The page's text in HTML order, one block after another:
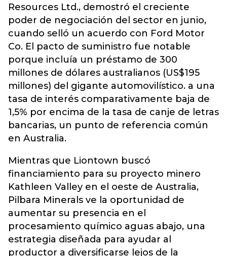
Resources Ltd., demostró el creciente
poder de negociación del sector en junio,
cuando selló un acuerdo con Ford Motor
Co. El pacto de suministro fue notable
porque incluía un préstamo de 300
millones de dólares australianos (US$195
millones) del gigante automovilístico. a una
tasa de interés comparativamente baja de
1,5% por encima de la tasa de canje de letras
bancarias, un punto de referencia común
en Australia.
Mientras que Liontown buscó
financiamiento para su proyecto minero
Kathleen Valley en el oeste de Australia,
Pilbara Minerals ve la oportunidad de
aumentar su presencia en el
procesamiento químico aguas abajo, una
estrategia diseñada para ayudar al
productor a diversificarse lejos de la